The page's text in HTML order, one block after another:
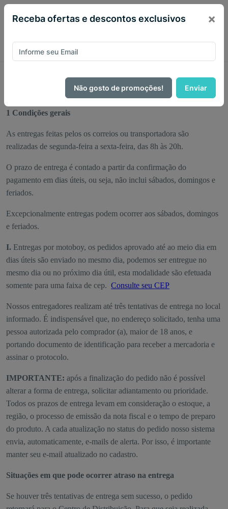
Política de entrega
1 Condições gerais
As entregas feitas pelos os correios ou transportadora são
realizadas de segunda-feira a sexta-feira, das 8h às 20h.
O prazo de entrega é contado a partir da confirmação do
pagamento em dias úteis, ou seja, não inclui sábados, domingos e
feriados.
Excepcionalmente entregas podem ocorrer aos sábados, domingos
e feriados.
I. Entregas por motoboy, os pedidos aprovado até ao meio dia em
dias úteis são enviado no mesmo dia, podemos ser entregue no
mesmo dia ou no próximo dia útil, esta modalidade são efetuada
somente para uma faixa de cep. Consulte seu CEP
Nossos entregadores realizam até três tentativas de entrega no local
informado. É indispensável que, no endereço solicitado, tenha uma
pessoa autorizada pelo comprador (a), maior de 18 anos, e
portando documento de identificação para receber a mercadoria e
assinar o protocolo.
IMPORTANTE: após a finalização do pedido não é possível
alterar a forma de entrega, solicitar adiantamento ou prioridade.
Todos os prazos de entrega levam em consideração o estoque, a
região, o processo de emissão da nota fiscal e o tempo de preparo
do produto. A cada atualização no status do pedido nosso sistema
envia, automaticamente, e-mails de alerta. Por isso, é importante
manter seu e-mail atualizado no cadastro.
Situações em que pode ocorrer atraso na entrega
Se houver três tentativas de entrega sem sucesso, o pedido
Receba ofertas e descontos exclusivos ×
Não gosto de promoções! Enviar